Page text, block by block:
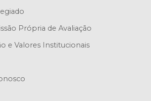
Própria de Avaliação
e Valores Institucionais